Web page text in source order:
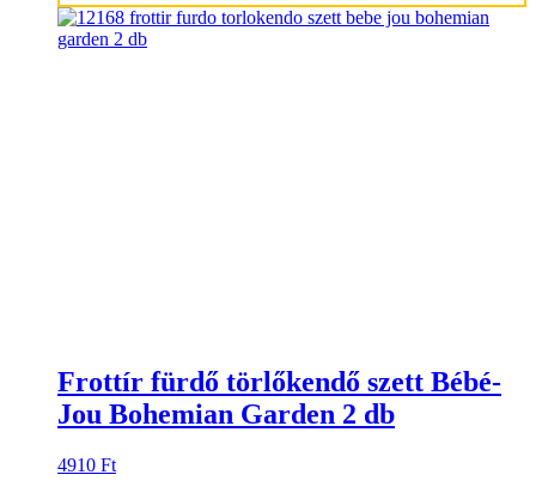
Frottír fürdő törlőkendő szett Bébé-
Jou Bohemian Garden 2 db
4910 Ft